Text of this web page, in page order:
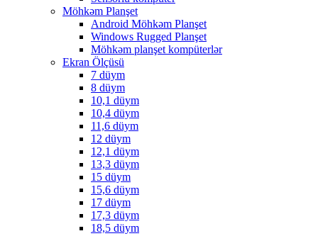
Möhkəm Planşet
Android Möhkəm Planşet
Windows Rugged Planşet
Möhkəm planşet kompüterlər
Ekran Ölçüsü
7 düym
8 düym
10,1 düym
10,4 düym
11,6 düym
12 düym
12,1 düym
13,3 düym
15 düym
15,6 düym
17 düym
17,3 düym
18,5 düym